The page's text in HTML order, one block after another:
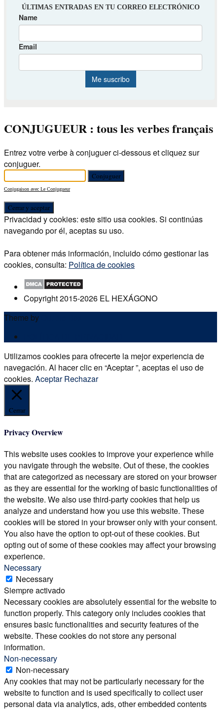
CONJUGUEUR : tous les verbes français
Entrez votre verbe à conjuguer ci-dessous et cliquez sur
conjuguer.
Conjugaison avec Le Conjugueur
Privacidad y cookies: este sitio usa cookies. Si continúas
navegando por él, aceptas su uso.
Para obtener más información, incluido cómo gestionar las
cookies, consulta: Política de cookies
Copyright 2015-2026 EL HEXÁGONO
Theme by
Utilizamos cookies para ofrecerte la mejor experiencia de
navegación. Al hacer clic en “Aceptar ”, aceptas el uso de
cookies. Aceptar Rechazar
Cerrar
Privacy Overview
This website uses cookies to improve your experience while
you navigate through the website. Out of these, the cookies
that are categorized as necessary are stored on your browser
as they are essential for the working of basic functionalities of
the website. We also use third-party cookies that help us
analyze and understand how you use this website. These
cookies will be stored in your browser only with your consent.
You also have the option to opt-out of these cookies. But
opting out of some of these cookies may affect your browsing
experience.
Necessary
Necessary
Siempre activado
Necessary cookies are absolutely essential for the website to
function properly. This category only includes cookies that
ensures basic functionalities and security features of the
website. These cookies do not store any personal
information.
Non-necessary
Non-necessary
Any cookies that may not be particularly necessary for the
website to function and is used specifically to collect user
personal data via analytics, ads, other embedded contents